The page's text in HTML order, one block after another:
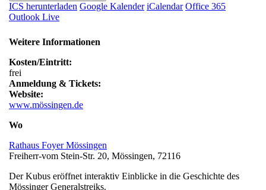
ICS herunterladen Google Kalender iCalendar Office 365
Outlook Live
Weitere Informationen
Kosten/Eintritt:
frei
Anmeldung & Tickets:
Website:
www.mössingen.de
Wo
Rathaus Foyer Mössingen
Freiherr-vom Stein-Str. 20, Mössingen, 72116
Der Kubus eröffnet interaktiv Einblicke in die Geschichte des
Mössinger Generalstreiks.